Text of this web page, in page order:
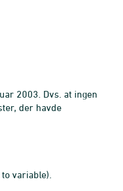
2003. Dvs. at ingen
der havde
variable).